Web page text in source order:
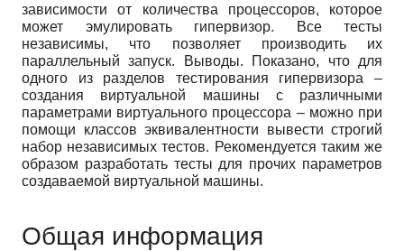
зависимости от количества процессоров, которое
может эмулировать гипервизор. Все тесты
независимы, что позволяет производить их
параллельный запуск. Выводы. Показано, что для
одного из разделов тестирования гипервизора –
создания виртуальной машины с различными
параметрами виртуального процессора – можно при
помощи классов эквивалентности вывести строгий
набор независимых тестов. Рекомендуется таким же
образом разработать тесты для прочих параметров
создаваемой виртуальной машины.
Общая информация